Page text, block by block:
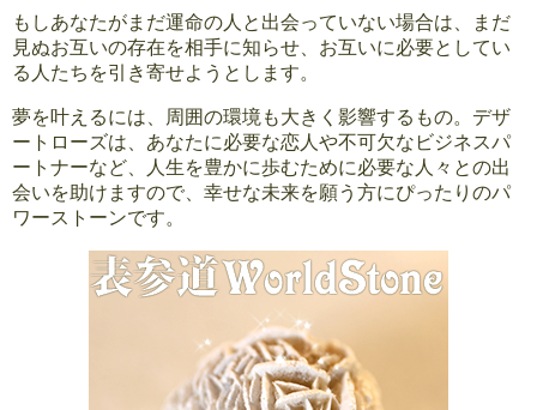
もしあなたがまだ運命の人と出会っていない場合は、まだ
見ぬお互いの存在を相手に知らせ、お互いに必要としてい
る人たちを引き寄せようとします。
夢を叶えるには、周囲の環境も大きく影響するもの。デザ
ートローズは、あなたに必要な恋人や不可欠なビジネスパ
ートナーなど、人生を豊かに歩むために必要な人々との出
会いを助けますので、幸せな未来を願う方にぴったりのパ
ワーストーンです。